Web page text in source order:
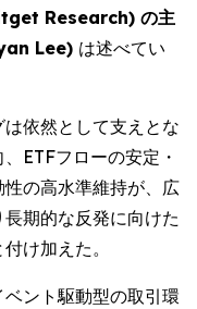
Research) の主
Lee) は述べてい
は依然として支えとな
ETFフローの安定・
の高水準維持が、広
期的な反発に向けた
け加えた。
ント駆動型の取引環